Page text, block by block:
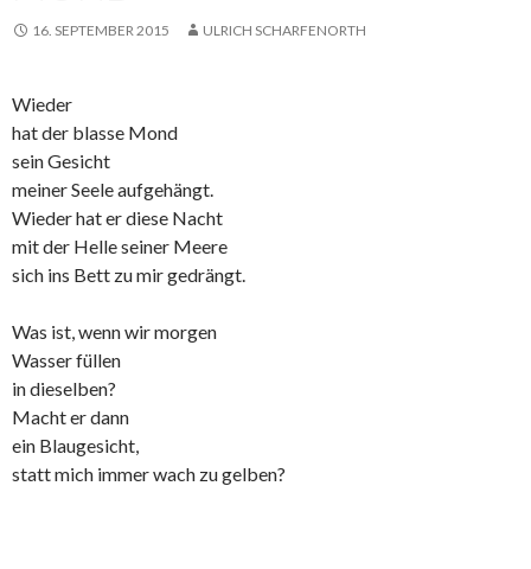
16. SEPTEMBER 2015 ULRICH SCHARFENORTH
Wieder
hat der blasse Mond
sein Gesicht
meiner Seele aufgehängt.
Wieder hat er diese Nacht
mit der Helle seiner Meere
sich ins Bett zu mir gedrängt.
Was ist, wenn wir morgen
Wasser füllen
in dieselben?
Macht er dann
ein Blaugesicht,
statt mich immer wach zu gelben?